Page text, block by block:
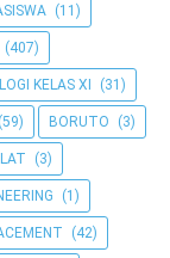
(11)
(407)
KELAS XI (31)
(59) BORUTO (3)
(3)
(1)
(42)